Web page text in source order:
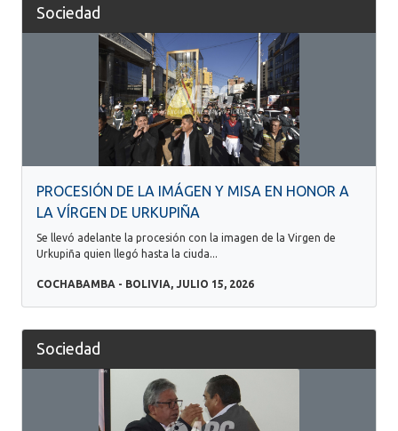
Sociedad
PROCESIÓN DE LA IMÁGEN Y MISA EN HONOR A
LA VÍRGEN DE URKUPIÑA
Se llevó adelante la procesión con la imagen de la Virgen de
Urkupiña quien llegó hasta la ciuda...
COCHABAMBA - BOLIVIA, JULIO 15, 2026
Sociedad